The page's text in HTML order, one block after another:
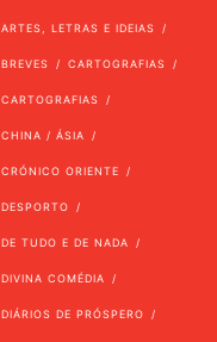
ARTES, LETRAS E IDEIAS
BREVES CARTOGRAFIAS
CARTOGRAFIAS
CHINA / ÁSIA
CRÓNICO ORIENTE
DESPORTO
DE TUDO E DE NADA
DIVINA COMÉDIA
DIÁRIOS DE PRÓSPERO